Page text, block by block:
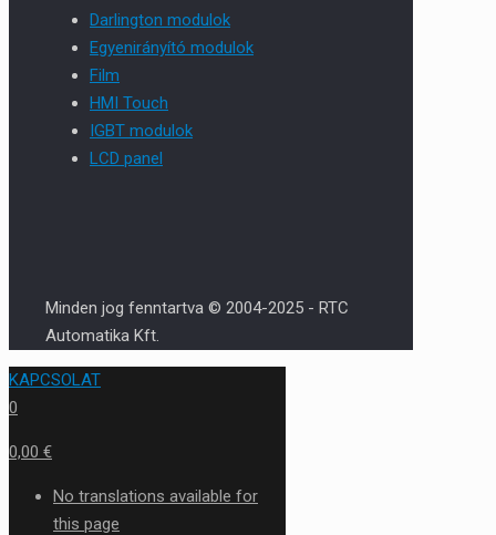
Darlington modulok
Egyenirányító modulok
Film
HMI Touch
IGBT modulok
LCD panel
Minden jog fenntartva © 2004-2025 - RTC
Automatika Kft.
KAPCSOLAT
0
0,00 €
No translations available for
this page